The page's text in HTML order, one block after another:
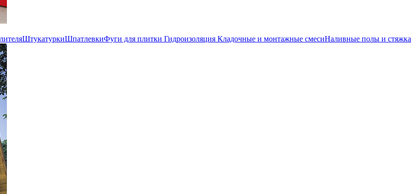
ШтукатуркиШпатлевкиФуги для плитки Гидроизоляция Кладочные и монтажные смесиНаливные полы и стяжка